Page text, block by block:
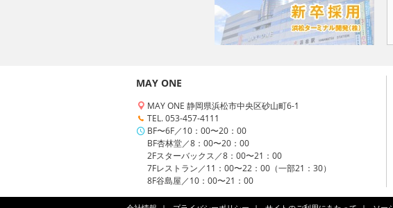
MAY ONE
MAY ONE 静岡県浜松市中央区砂山町6-1
TEL. 053-457-4111
BF〜6F／10：00〜20：00
BF杏林堂／8：00〜20：00
2Fスターバックス／8：00〜21：00
7Fレストラン／11：00〜22：00（一部21：30）
8F谷島屋／10：00〜21：00